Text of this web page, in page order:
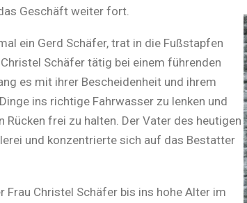
Geschäft weiter fort.
ein Gerd Schäfer, trat in die Fußstapfen
Schäfer tätig bei einem führenden
es mit ihrer Bescheidenheit und ihrem
ins richtige Fahrwasser zu lenken und
Rücken frei zu halten. Der Vater des heutigen
und konzentrierte sich auf das Bestatter
Frau Christel Schäfer bis ins hohe Alter im